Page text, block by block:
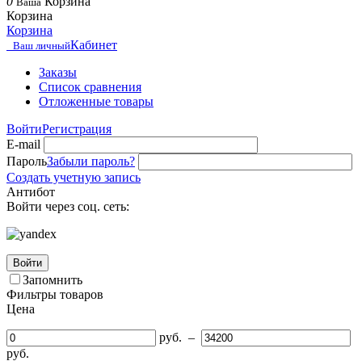
Корзина
Корзина
Ваш личныйКабинет
Заказы
Список сравнения
Отложенные товары
ВойтиРегистрация
E-mail
ПарольЗабыли пароль?
Создать учетную запись
Антибот
Войти через соц. сеть:
Войти
Запомнить
Фильтры товаров
Цена
руб. –
руб.